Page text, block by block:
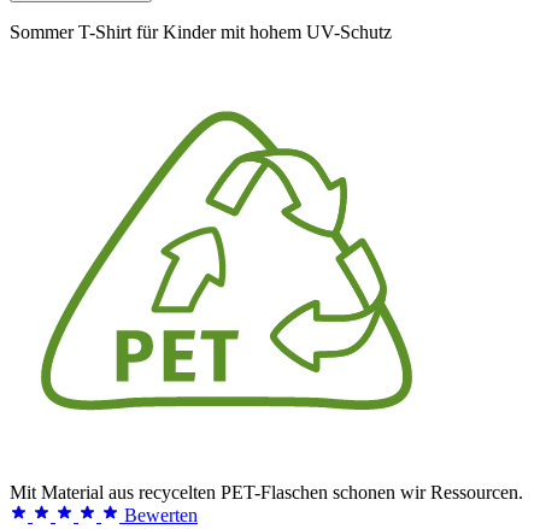
Sommer T-Shirt für Kinder mit hohem UV-Schutz
Mit Material aus recycelten PET-Flaschen schonen wir Ressourcen.
Bewerten